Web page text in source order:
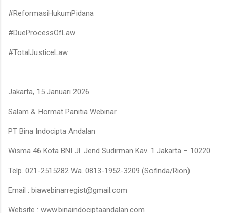
#ReformasiHukumPidana
#DueProcessOfLaw
#TotalJusticeLaw
Jakarta, 15 Januari 2026
Salam & Hormat Panitia Webinar
PT Bina Indocipta Andalan
Wisma 46 Kota BNI Jl. Jend Sudirman Kav. 1 Jakarta – 10220
Telp. 021-2515282 Wa. 0813-1952-3209 (Sofinda/Rion)
Email : biawebinarregist@gmail.com
Website : www.binaindociptaandalan.com